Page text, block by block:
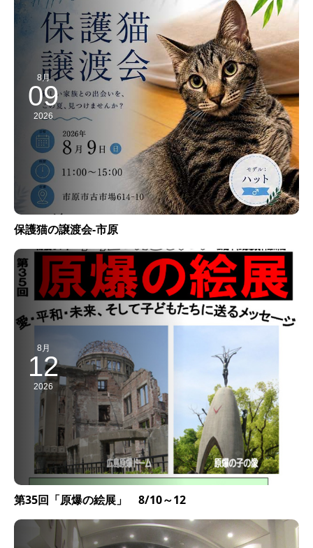
8月
09
2026
保護猫の譲渡会-市原
8月
12
2026
第35回「原爆の絵展」 8/10～12